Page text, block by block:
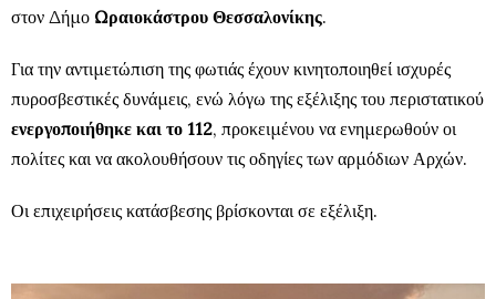
στον Δήμο Ωραιοκάστρου Θεσσαλονίκης.
Για την αντιμετώπιση της φωτιάς έχουν κινητοποιηθεί ισχυρές
πυροσβεστικές δυνάμεις, ενώ λόγω της εξέλιξης του περιστατικού
ενεργοποιήθηκε και το 112, προκειμένου να ενημερωθούν οι
πολίτες και να ακολουθήσουν τις οδηγίες των αρμόδιων Αρχών.
Οι επιχειρήσεις κατάσβεσης βρίσκονται σε εξέλιξη.